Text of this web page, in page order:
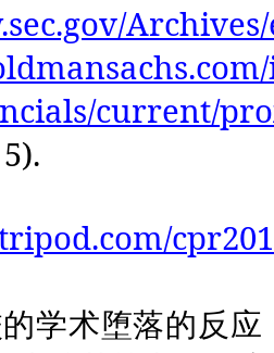
Archives/
current/
学术堕落的反